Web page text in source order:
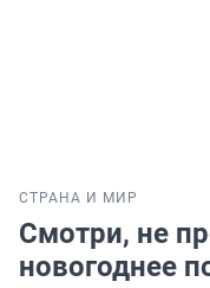
СТРАНА И МИР
Смотри, не
новогоднее